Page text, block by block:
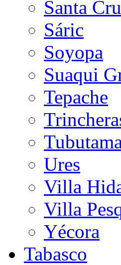
Santa
Sáric
Soyopa
Suaqui
Tepache
Ures
Villa
Villa
Yécora
Tabasco